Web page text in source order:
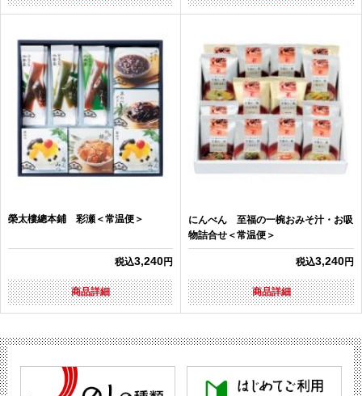
榮太樓總本鋪 彩瀬＜常温便＞
税込3,240円
商品詳細
にんべん 至福の一椀おみそ汁・お吸
物詰合せ＜常温便＞
税込3,240円
商品詳細